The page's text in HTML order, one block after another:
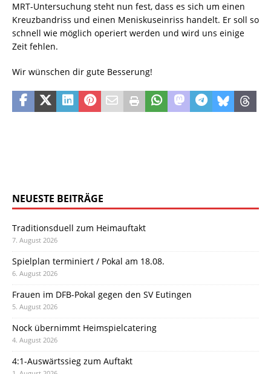
MRT-Untersuchung steht nun fest, dass es sich um einen
Kreuzbandriss und einen Meniskuseinriss handelt. Er soll so
schnell wie möglich operiert werden und wird uns einige
Zeit fehlen.
Wir wünschen dir gute Besserung!
NEUESTE BEITRÄGE
Traditionsduell zum Heimauftakt
7. August 2026
Spielplan terminiert / Pokal am 18.08.
6. August 2026
Frauen im DFB-Pokal gegen den SV Eutingen
5. August 2026
Nock übernimmt Heimspielcatering
4. August 2026
4:1-Auswärtssieg zum Auftakt